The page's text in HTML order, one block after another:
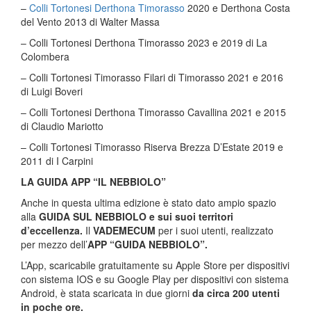
– Colli Tortonesi Derthona Timorasso 2020 e Derthona Costa
del Vento 2013 di Walter Massa
– Colli Tortonesi Derthona Timorasso 2023 e 2019 di La
Colombera
– Colli Tortonesi Timorasso Filari di Timorasso 2021 e 2016
di Luigi Boveri
– Colli Tortonesi Derthona Timorasso Cavallina 2021 e 2015
di Claudio Mariotto
– Colli Tortonesi Timorasso Riserva Brezza D’Estate 2019 e
2011 di I Carpini
LA GUIDA APP “IL NEBBIOLO”
Anche in questa ultima edizione è stato dato ampio spazio
alla GUIDA SUL NEBBIOLO e sui suoi territori
d’eccellenza. Il VADEMECUM per i suoi utenti, realizzato
per mezzo dell’APP “GUIDA NEBBIOLO”.
L’App, scaricabile gratuitamente su Apple Store per dispositivi
con sistema IOS e su Google Play per dispositivi con sistema
Android, è stata scaricata in due giorni da circa 200 utenti
in poche ore.